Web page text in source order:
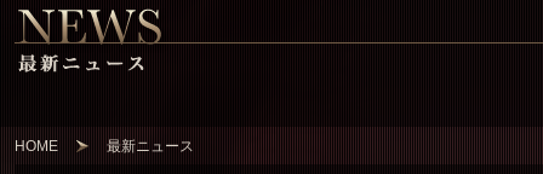
HOME 最新ニュース